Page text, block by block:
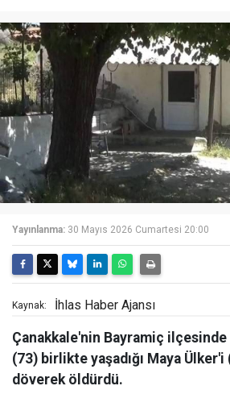
Yayınlanma: 30 Mayıs 2026 Cumartesi 20:00
Kaynak: İhlas Haber Ajansı
Çanakkale'nin Bayramiç
(73) birlikte yaşadığı Maya
döverek öldürdü.